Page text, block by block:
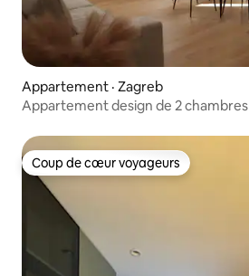
Appartement · Zagreb
Appartement design de 2 chambres
Coup de cœur voyageurs
Coup de cœur voyageurs